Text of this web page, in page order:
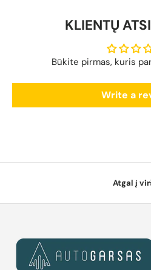
KLIENTŲ
Būkite pirmas, kuris
Write a
Atgal į